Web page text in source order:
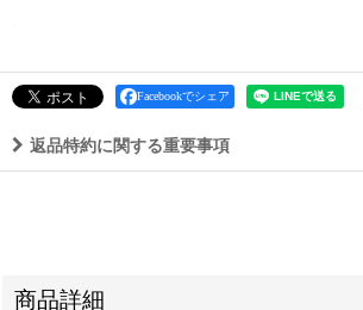
Facebookでシェア
返品特約に関する重要事項
商品詳細